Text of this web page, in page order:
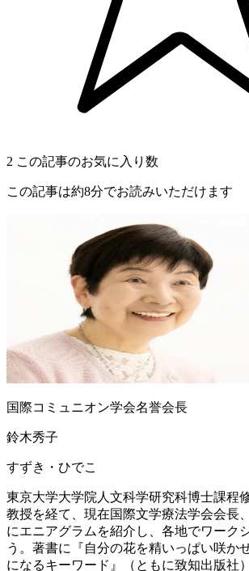
2 この記事のお気に入り数
この記事は約8分でお読みいただけます
国際コミュニオン学会名誉会長
鈴木秀子
すずき・ひでこ
東京大学大学院人文科学研究科博士課程
教授を経て、現在国際文学療法学会会長
にエニアグラムを紹介し、各地でワーク
う。著書に『自分の花を精いっぱい咲か
になるキーワード』（ともに致知出版社